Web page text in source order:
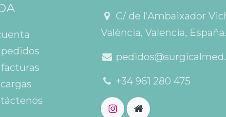
C/ de l'Ambaixador
València, Valencia, España.
+34 961 280 475